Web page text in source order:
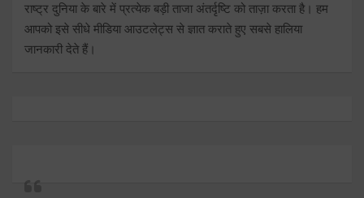
राष्ट्र दुनिया के बारे में प्रत्येक बड़ी ताजा अंतर्दृष्टि को ताज़ा करता है। हम
आपको इसे सीधे मीडिया आउटलेट्स से ज्ञात कराते हुए सबसे हालिया
जानकारी देते हैं।